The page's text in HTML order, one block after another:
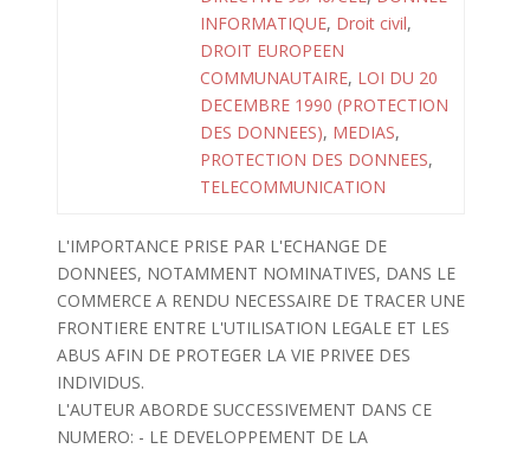
INFORMATIQUE, Droit civil,
DROIT EUROPEEN
COMMUNAUTAIRE, LOI DU 20
DECEMBRE 1990 (PROTECTION
DES DONNEES), MEDIAS,
PROTECTION DES DONNEES,
TELECOMMUNICATION
L'IMPORTANCE PRISE PAR L'ECHANGE DE
DONNEES, NOTAMMENT NOMINATIVES, DANS LE
COMMERCE A RENDU NECESSAIRE DE TRACER UNE
FRONTIERE ENTRE L'UTILISATION LEGALE ET LES
ABUS AFIN DE PROTEGER LA VIE PRIVEE DES
INDIVIDUS.
L'AUTEUR ABORDE SUCCESSIVEMENT DANS CE
NUMERO: - LE DEVELOPPEMENT DE LA